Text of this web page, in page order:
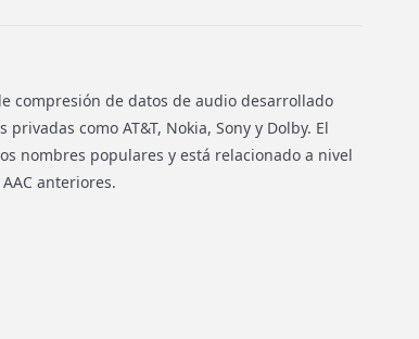
compresión de datos de audio desarrollado
como AT&T, Nokia, Sony y Dolby. El
nombres populares y está relacionado a nivel
anteriores.